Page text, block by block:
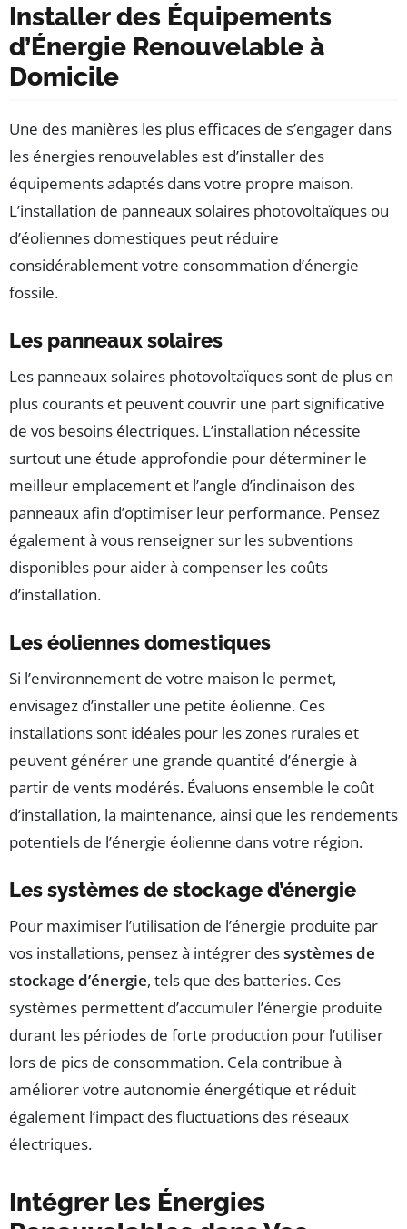
Installer des Équipements
d’Énergie Renouvelable à
Domicile
Une des manières les plus efficaces de s’engager dans
les énergies renouvelables est d’installer des
équipements adaptés dans votre propre maison.
L’installation de panneaux solaires photovoltaïques ou
d’éoliennes domestiques peut réduire
considérablement votre consommation d’énergie
fossile.
Les panneaux solaires
Les panneaux solaires photovoltaïques sont de plus en
plus courants et peuvent couvrir une part significative
de vos besoins électriques. L’installation nécessite
surtout une étude approfondie pour déterminer le
meilleur emplacement et l’angle d’inclinaison des
panneaux afin d’optimiser leur performance. Pensez
également à vous renseigner sur les subventions
disponibles pour aider à compenser les coûts
d’installation.
Les éoliennes domestiques
Si l’environnement de votre maison le permet,
envisagez d’installer une petite éolienne. Ces
installations sont idéales pour les zones rurales et
peuvent générer une grande quantité d’énergie à
partir de vents modérés. Évaluons ensemble le coût
d’installation, la maintenance, ainsi que les rendements
potentiels de l’énergie éolienne dans votre région.
Les systèmes de stockage d’énergie
Pour maximiser l’utilisation de l’énergie produite par
vos installations, pensez à intégrer dessystèmes de
stockage d’énergie, tels que des batteries. Ces
systèmes permettent d’accumuler l’énergie produite
durant les périodes de forte production pour l’utiliser
lors de pics de consommation. Cela contribue à
améliorer votre autonomie énergétique et réduit
également l’impact des fluctuations des réseaux
électriques.
Intégrer les Énergies